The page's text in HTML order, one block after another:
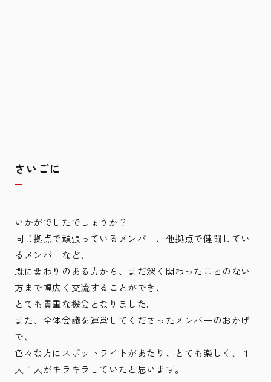
さいごに
いかがでしたでしょうか？
同じ拠点で頑張っているメンバー、他拠点で健闘してい
るメンバーなど、
既に関わりのある方から、まだ深く関わったことのない
方まで幅広く交流することができ、
とても貴重な機会となりました。
また、全体会議を運営してくださったメンバーのおかげ
で、
色々な方にスポットライトがあたり、とても楽しく、１
人１人がキラキラしていたと思います。